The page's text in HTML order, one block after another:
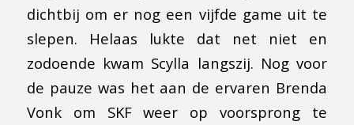
dichtbij om er nog een vijfde game uit te
slepen. Helaas lukte dat net niet en
zodoende kwam Scylla langszij. Nog voor
de pauze was het aan de ervaren Brenda
Vonk om SKF weer op voorsprong te